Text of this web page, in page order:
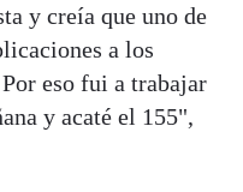
y creía que uno de
a los
eso fui a trabajar
y acaté el 155",